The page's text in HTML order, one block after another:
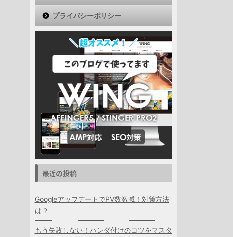
プライバシーポリシー
最近の投稿
GoogleアップデートでPV数激減！対策方法
は？
もう失敗しない！ハンダ付けのコツをマスタ